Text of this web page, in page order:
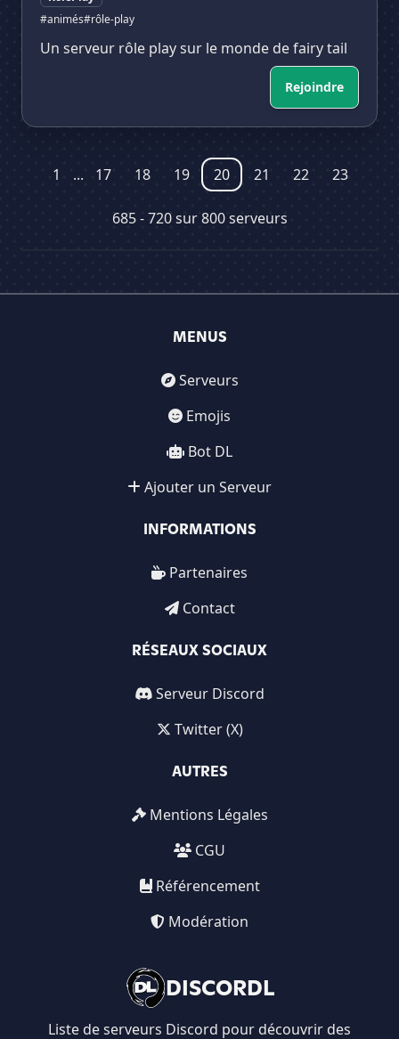
#animés#rôle-play
Un serveur rôle play sur le monde de fairy tail
Rejoindre
1 ... 17 18 19 20 21 22 23
685 - 720 sur 800 serveurs
DISCORDL
Liste de serveurs Discord pour découvrir des
MENUS
Serveurs
Emojis
Bot DL
Ajouter un Serveur
INFORMATIONS
Partenaires
Contact
RÉSEAUX SOCIAUX
Serveur Discord
Twitter (X)
AUTRES
Mentions Légales
CGU
Référencement
Modération